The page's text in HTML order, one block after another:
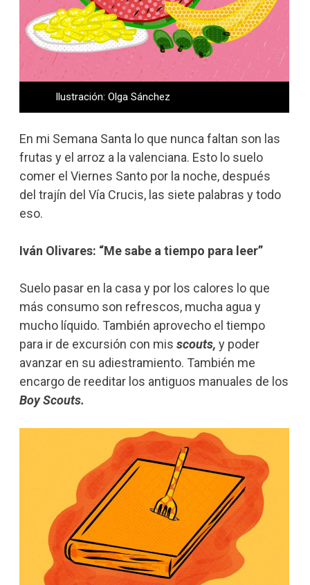
Ilustración: Olga Sánchez
En mi Semana Santa lo que nunca faltan son las
frutas y el arroz a la valenciana. Esto lo suelo
comer el Viernes Santo por la noche, después
del trajín del Vía Crucis, las siete palabras y todo
eso.
Iván Olivares: “Me sabe a tiempo para leer”
Suelo pasar en la casa y por los calores lo que
más consumo son refrescos, mucha agua y
mucho líquido. También aprovecho el tiempo
para ir de excursión con mis scouts, y poder
avanzar en su adiestramiento. También me
encargo de reeditar los antiguos manuales de los
Boy Scouts.